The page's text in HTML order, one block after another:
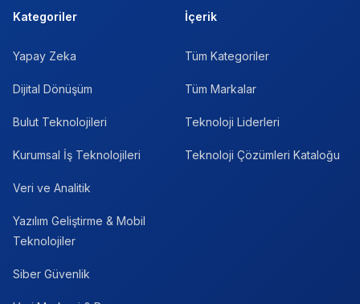
Kategoriler
Yapay Zeka
Dijital Dönüşüm
Bulut Teknolojileri
Kurumsal İş Teknolojileri
Veri ve Analitik
Yazılım Geliştirme & Mobil
Teknolojiler
Siber Güvenlik
İçerik
Tüm Kategoriler
Tüm Markalar
Teknoloji Liderleri
Teknoloji Çözümleri Kataloğu